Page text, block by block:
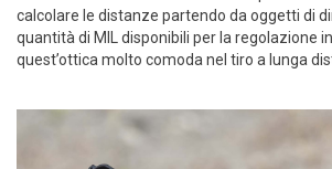
calcolare le distanze partendo da oggetti di
quantità di MIL disponibili per la regolazione
quest’ottica molto comoda nel tiro a lunga